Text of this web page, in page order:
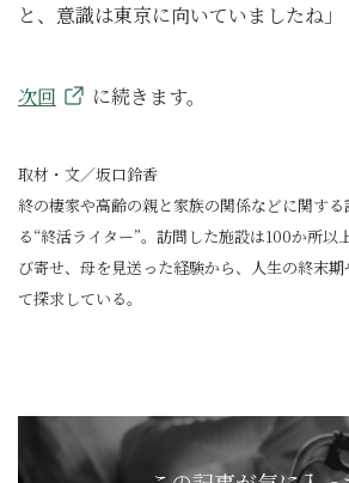
と、意識は東京に向いていましたね」
次回 に続きます。
取材・文／坂口鈴香
終の棲家や高齢の親と家族の関係などに関す
る“終活ライター”。訪問した施設は100か所以
び寄せ、母を見送った経験から、人生の終末
て探求している。